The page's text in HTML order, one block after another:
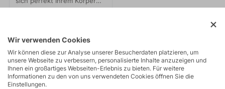
an. Durch den präzisen
schränkt die
ein.
Neuigkeiten per E-Mail
Erhalten Sie unsere Neuigkeiten direkt in Ihre E-Mail! Mit
der Anmeldung erhalten Sie als Willkommensgeschenk
einen 5% Rabatt.
Wir verwenden Cookies
Wir können diese zur Analyse unserer Besucherdaten platzieren, um
unsere Webseite zu verbessern, personalisierte Inhalte anzuzeigen und
Ihnen ein großartiges Webseiten-Erlebnis zu bieten. Für weitere
Informationen zu den von uns verwendeten Cookies öffnen Sie die
Einstellungen.